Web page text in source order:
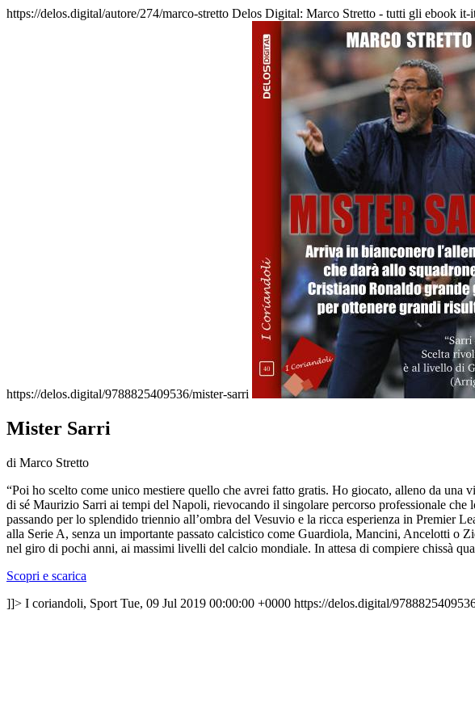
https://delos.digital/autore/274/marco-stretto Delos Digital: Marco Stretto - tutti gli ebook it-
https://delos.digital/9788825409536/mister-sarri
Mister Sarri
di Marco Stretto
“Poi ho scelto come unico mestiere quello che avrei fatto gratis. Ho giocato, alleno da
di sé Maurizio Sarri ai tempi del Napoli, rievocando il singolare percorso professionale
passando per lo splendido triennio all’ombra del Vesuvio e la ricca esperienza in Premier
alla Serie A, senza un importante passato calcistico come Guardiola, Mancini, Ancelotti o
nel giro di pochi anni, ai massimi livelli del calcio mondiale. In attesa di compiere chissà
Scopri e scarica
]]> I coriandoli, Sport Tue, 09 Jul 2019 00:00:00 +0000 https://delos.digital/